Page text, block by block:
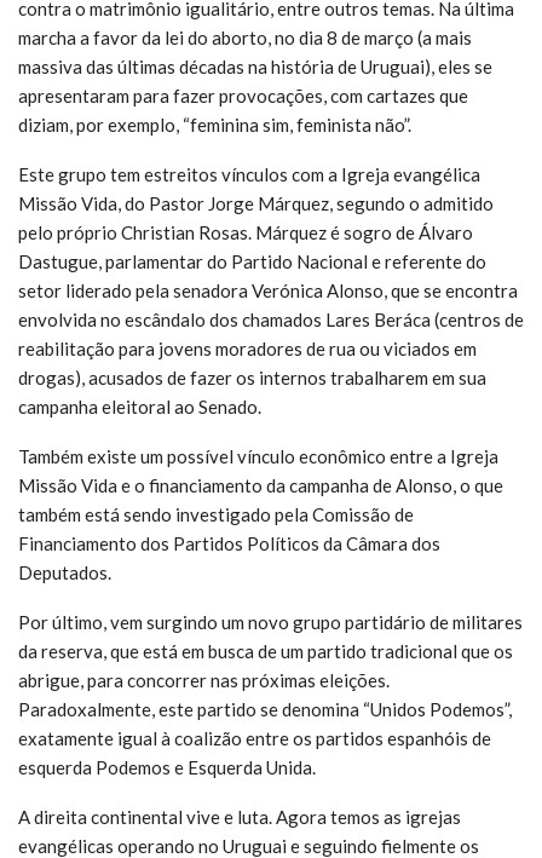
contra o matrimônio igualitário, entre outros temas. Na última
marcha a favor da lei do aborto, no dia 8 de março (a mais
massiva das últimas décadas na história de Uruguai), eles se
apresentaram para fazer provocações, com cartazes que
diziam, por exemplo, “feminina sim, feminista não”.
Este grupo tem estreitos vínculos com a Igreja evangélica
Missão Vida, do Pastor Jorge Márquez, segundo o admitido
pelo próprio Christian Rosas. Márquez é sogro de Álvaro
Dastugue, parlamentar do Partido Nacional e referente do
setor liderado pela senadora Verónica Alonso, que se encontra
envolvida no escândalo dos chamados Lares Beráca (centros de
reabilitação para jovens moradores de rua ou viciados em
drogas), acusados de fazer os internos trabalharem em sua
campanha eleitoral ao Senado.
Também existe um possível vínculo econômico entre a Igreja
Missão Vida e o financiamento da campanha de Alonso, o que
também está sendo investigado pela Comissão de
Financiamento dos Partidos Políticos da Câmara dos
Deputados.
Por último, vem surgindo um novo grupo partidário de militares
da reserva, que está em busca de um partido tradicional que os
abrigue, para concorrer nas próximas eleições.
Paradoxalmente, este partido se denomina “Unidos Podemos”,
exatamente igual à coalizão entre os partidos espanhóis de
esquerda Podemos e Esquerda Unida.
A direita continental vive e luta. Agora temos as igrejas
evangélicas operando no Uruguai e seguindo fielmente os